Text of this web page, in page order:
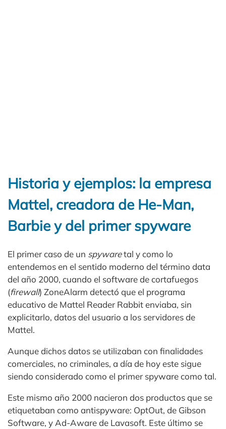
Historia y ejemplos: la empresa
Mattel, creadora de He-Man,
Barbie y del primer spyware
El primer caso de un spywaretal y como lo
entendemos en el sentido moderno del término data
del año 2000, cuando el software de cortafuegos
(firewall) ZoneAlarm detectó que el programa
educativo de Mattel Reader Rabbit enviaba, sin
explicitarlo, datos del usuario a los servidores de
Mattel.
Aunque dichos datos se utilizaban con finalidades
comerciales, no criminales, a día de hoy este sigue
siendo considerado como el primer spyware como tal.
Este mismo año 2000 nacieron dos productos que se
etiquetaban como antispyware: OptOut, de Gibson
Software, y Ad-Aware de Lavasoft. Este último se